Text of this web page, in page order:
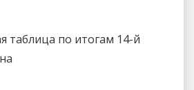
таблица по итогам 14-й